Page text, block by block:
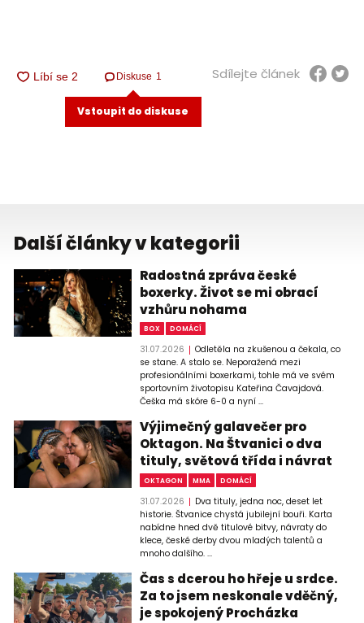
Diskuse 1
Vstoupit do diskuse
Sdílejte článek
Další články v kategorii
Radostná zpráva české
boxerky. Život se mi obrací
vzhůru nohama
BOX DOMÁCÍ
31.07.2026
Odletěla na zkušenou a čekala, co
se stane. A stalo se. Neporažená mezi
profesionálními boxerkami, tohle má ve svém
sportovním životopisu Kateřina Čavajdová.
Češka má skóre 6-0 a nyní ...
Výjimečný galavečer pro
Oktagon. Na Štvanici o dva
tituly, světová třída i návrat
OKTAGON MMA DOMÁCÍ
31.07.2026
Dva tituly, jedna noc, deset let
historie. Štvanice chystá jubilejní bouři. Karta
nabídne hned dvě titulové bitvy, návraty do
klece, české derby dvou mladých talentů a
mnoho dalšího. ...
Čas s dcerou ho hřeje u srdce.
Za to jsem neskonale vděčný,
je spokojený Procházka